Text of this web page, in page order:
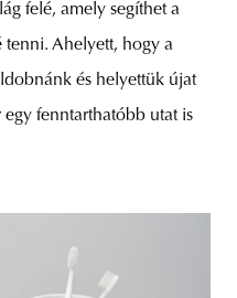
felé, amely segíthet a
tenni. Ahelyett, hogy a
és helyettük újat
fenntarthatóbb utat is